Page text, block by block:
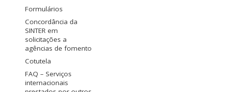
Formulários
Concordância da
SINTER em
solicitações a
agências de fomento
Cotutela
FAQ – Serviços
internacionais